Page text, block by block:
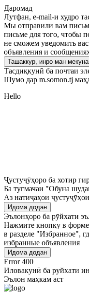
Даромад
Лутфан, e-mail-и худро
Мы отправили вам
письме для того, чтобы
не сможем уведомить
объявления и
Ташаккур, инро ман
Тасдиқкунӣ ба почтаи
Шумо дар m.somon.tj
Hello
Ҷустуҷӯҳоро ба хотир
Ба тугмачаи "Обуна
Аз натиҷаҳои
Идома додан
Эълонҳоро ба рӯйхати
Нажмите кнопку в форме
в разделе "Избранное",
избранные объявления
Идома додан
Error 400
Иловакунӣ ба руйхати
Эълон маҳкам аст